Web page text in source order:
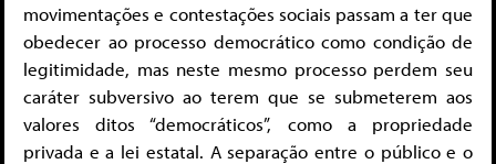
movimentações e contestações sociais passam a ter que
obedecer ao processo democrático como condição de
legitimidade, mas neste mesmo processo perdem seu
caráter subversivo ao terem que se submeterem aos
valores ditos “democráticos”, como a propriedade
privada e a lei estatal. A separação entre o público e o